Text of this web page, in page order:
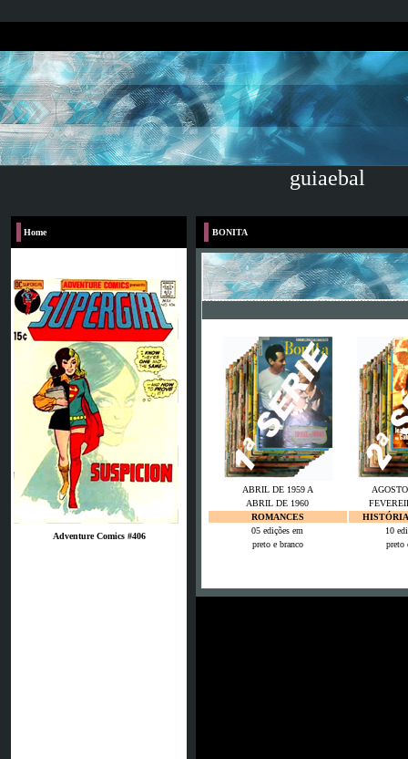
guiaebal
Home
Adventure Comics #406
BONITA
ABRIL DE 1959 A
ABRIL DE 1960
ROMANCES
05 edições em
10
preto e branco
preto